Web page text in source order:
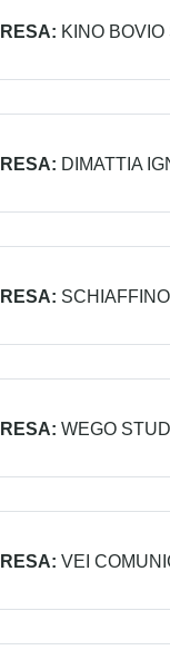
KINO BOVIO
DIMATTIA
WEGO
VEI